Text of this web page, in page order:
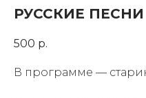
РУССКИЕ
500 р.
В программе —